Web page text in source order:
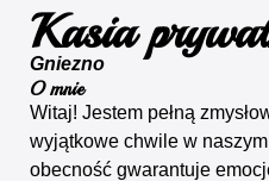
Kasia
Gniezno
O mnie
Witaj! Jestem pełną
wyjątkowe chwile w
obecność gwarantuje